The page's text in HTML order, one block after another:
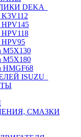
DEKA
K3V112
HPV145
HPV118
HPV95
M5X130
M5X180
HMGF68
ISUZU
СМАЗКИ